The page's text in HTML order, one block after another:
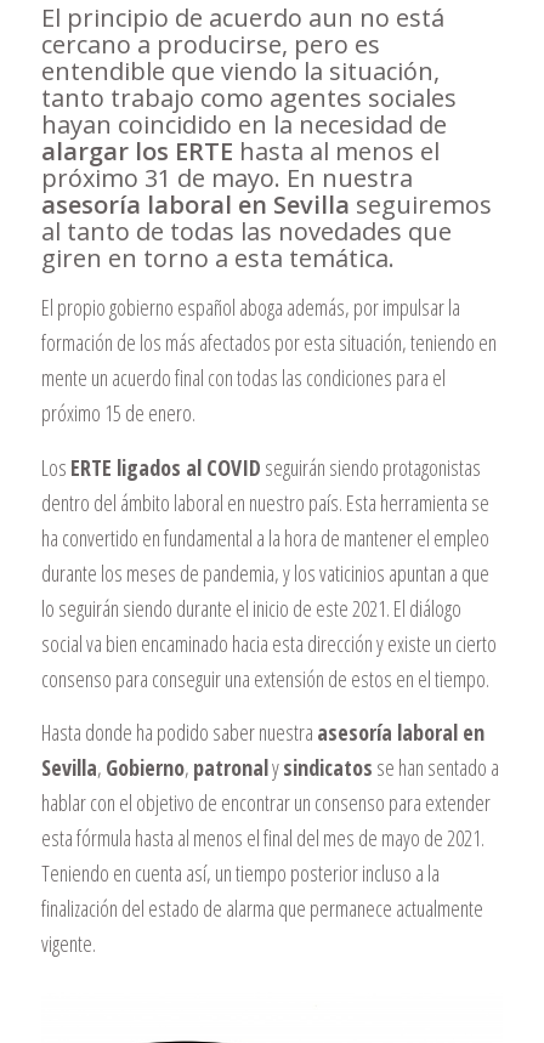
El principio de acuerdo aun no está
cercano a producirse, pero es
entendible que viendo la situación,
tanto trabajo como agentes sociales
hayan coincidido en la necesidad de
alargar los ERTE hasta al menos el
próximo 31 de mayo. En nuestra
asesoría laboral en Sevilla seguiremos
al tanto de todas las novedades que
giren en torno a esta temática.
El propio gobierno español aboga además, por impulsar la
formación de los más afectados por esta situación, teniendo en
mente un acuerdo final con todas las condiciones para el
próximo 15 de enero.
Los ERTE ligados al COVID seguirán siendo protagonistas
dentro del ámbito laboral en nuestro país. Esta herramienta se
ha convertido en fundamental a la hora de mantener el empleo
durante los meses de pandemia, y los vaticinios apuntan a que
lo seguirán siendo durante el inicio de este 2021. El diálogo
social va bien encaminado hacia esta dirección y existe un cierto
consenso para conseguir una extensión de estos en el tiempo.
Hasta donde ha podido saber nuestra asesoría laboral en
Sevilla, Gobierno, patronalysindicatos se han sentado a
hablar con el objetivo de encontrar un consenso para extender
esta fórmula hasta al menos el final del mes de mayo de 2021.
Teniendo en cuenta así, un tiempo posterior incluso a la
finalización del estado de alarma que permanece actualmente
vigente.